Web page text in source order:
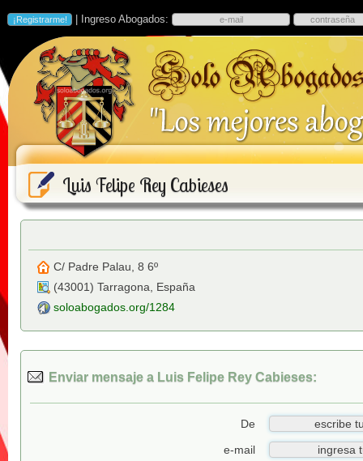
| Ingreso Abogados:
Luis Felipe Rey Cabieses
C/ Padre Palau, 8 6º
(43001) Tarragona
España
soloabogados.org/1284
Enviar mensaje a Luis Felipe Rey Cabieses:
De
e-mail